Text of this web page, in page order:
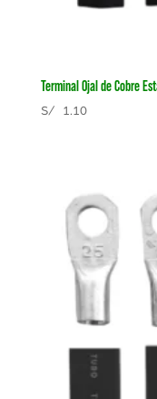
Terminal Ojal de Cobre
S/1.10